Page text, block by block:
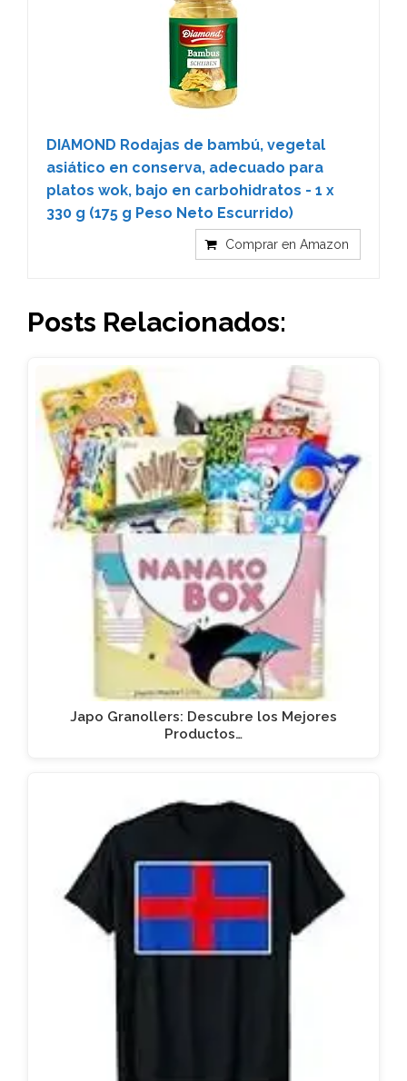
DIAMOND Rodajas de bambú, vegetal
asiático en conserva, adecuado para
platos wok, bajo en carbohidratos - 1 x
330 g (175 g Peso Neto Escurrido)
Comprar en Amazon
Posts Relacionados:
Japo Granollers: Descubre los Mejores
Productos…